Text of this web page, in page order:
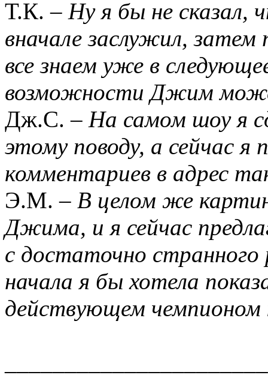
Т.К. – Ну я бы не сказал,
вначале заслужил,
все знаем уже в
возможности Джим
Дж.С. – На самом шоу я
этому поводу, а сейчас
комментариев в адрес
Э.М. – В целом же
Джима, и я сейчас
с достаточно
начала я бы хотела
действующем чемпионом